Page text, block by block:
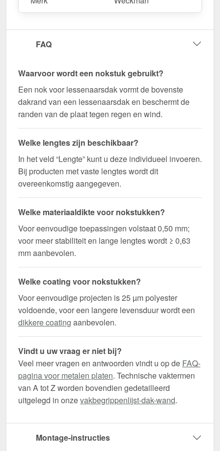
80° bestellen – Op maat gemaakt voor uw project
& snel geleverd!
nu en profiteer van een snelle levering!
Wegens maatwerk / customisatie van herroepingsrecht uitgezonderd
FAQ
Waarvoor wordt een nokstuk gebruikt?
Een nok voor lessenaarsdak vormt de bovenste
dakrand van een lessenaarsdak en beschermt de
randen van de plaat tegen regen en wind.
Welke lengtes zijn beschikbaar?
In het veld “Lengte” kunt u deze individueel invoeren.
Bij producten met vaste lengtes wordt dit
overeenkomstig aangegeven.
Welke materiaaldikte voor nokstukken?
Voor eenvoudige toepassingen volstaat 0,50 mm;
voor meer stabiliteit en lange lengtes wordt ≥ 0,63
mm aanbevolen.
Welke coating voor nokstukken?
Voor eenvoudige projecten is 25 µm polyester
voldoende, voor een langere levensduur wordt een
dikkere coating aanbevolen.
Vindt u uw vraag er niet bij?
Veel meer vragen en antwoorden vindt u op de FAQ-
pagina voor metalen platen. Technische vaktermen
van A tot Z worden bovendien gedetailleerd
uitgelegd in onzevakbegrippenlijst-dak-wand.
Montage-instructies